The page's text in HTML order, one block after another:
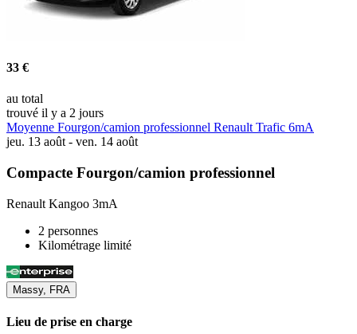
33 €
au total
trouvé il y a 2 jours
Moyenne Fourgon/camion professionnel Renault Trafic 6mA
jeu. 13 août - ven. 14 août
Compacte Fourgon/camion professionnel
Renault Kangoo 3mA
2 personnes
Kilométrage limité
Massy, FRA
Lieu de prise en charge